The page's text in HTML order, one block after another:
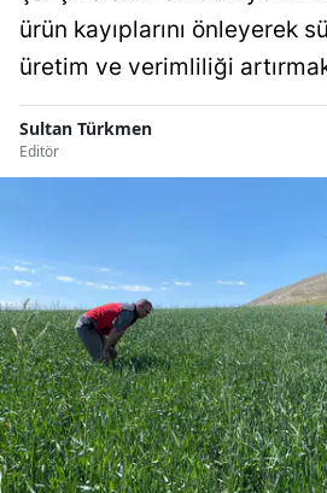
ürün kayıplarını önleyerek
üretim ve verimliliği
Sultan Türkmen
Editör